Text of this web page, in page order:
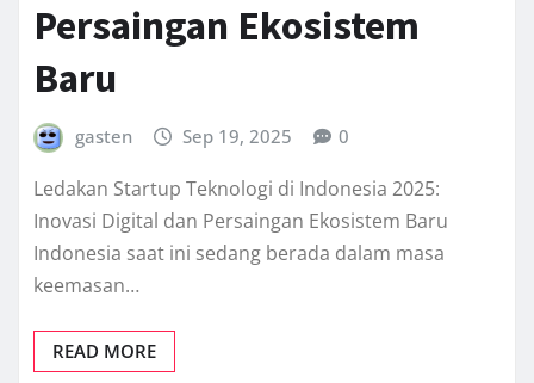
Persaingan Ekosistem
Baru
gasten Sep 19, 2025 0
Ledakan Startup Teknologi di Indonesia 2025:
Inovasi Digital dan Persaingan Ekosistem Baru
Indonesia saat ini sedang berada dalam masa
keemasan…
READ MORE